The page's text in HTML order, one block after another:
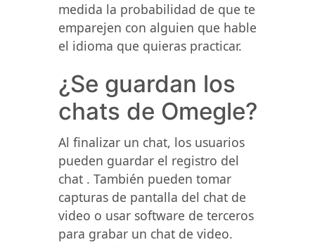
medida la probabilidad de que te
emparejen con alguien que hable
el idioma que quieras practicar.
¿Se guardan los
chats de Omegle?
Al finalizar un chat, los usuarios
pueden guardar el registro del
chat . También pueden tomar
capturas de pantalla del chat de
video o usar software de terceros
para grabar un chat de video.